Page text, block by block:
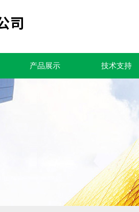
产品展示 技术支持